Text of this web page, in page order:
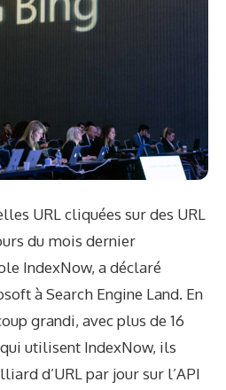
URL cliquées sur des URL
du mois dernier
IndexNow, a déclaré
à Search Engine Land. En
grandi, avec plus de 16
utilisent IndexNow, ils
d’URL par jour sur l’API